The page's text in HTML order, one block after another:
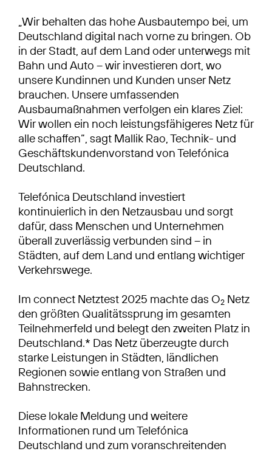
„Wir behalten das hohe Ausbautempo bei, um
Deutschland digital nach vorne zu bringen. Ob
in der Stadt, auf dem Land oder unterwegs mit
Bahn und Auto – wir investieren dort, wo
unsere Kundinnen und Kunden unser Netz
brauchen. Unsere umfassenden
Ausbaumaßnahmen verfolgen ein klares Ziel:
Wir wollen ein noch leistungsfähigeres Netz für
alle schaffen“, sagt Mallik Rao, Technik- und
Geschäftskundenvorstand von Telefónica
Deutschland.
Telefónica Deutschland investiert
kontinuierlich in den Netzausbau und sorgt
dafür, dass Menschen und Unternehmen
überall zuverlässig verbunden sind – in
Städten, auf dem Land und entlang wichtiger
Verkehrswege.
Im connect Netztest 2025 machte das O2 Netz
den größten Qualitätssprung im gesamten
Teilnehmerfeld und belegt den zweiten Platz in
Deutschland.* Das Netz überzeugte durch
starke Leistungen in Städten, ländlichen
Regionen sowie entlang von Straßen und
Bahnstrecken.
Diese lokale Meldung und weitere
Informationen rund um Telefónica
Deutschland und zum voranschreitenden